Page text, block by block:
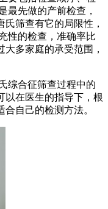
最先做的产前检查，
筛查有它的局限性，
性的检查，准确率比
多家庭的承受范围，
综合征筛查过程中的
以在医生的指导下，根
自己的检测方法。